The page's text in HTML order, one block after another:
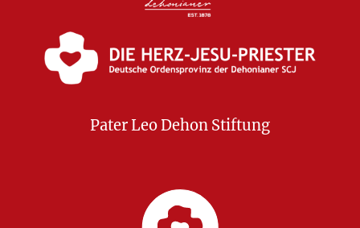
Pater Leo Dehon Stiftung